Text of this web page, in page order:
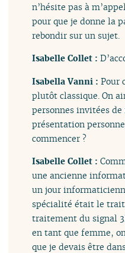
n’hésite pas à
pour que je donne la
rebondir sur un sujet.
Isabelle Collet :
Isabella Vanni :Pour
plutôt classique. On
personnes invitées
présentation
commencer ?
Isabelle Collet :
une ancienne
un jour
spécialité était le
traitement du signal
en tant que femme,
que je devais être